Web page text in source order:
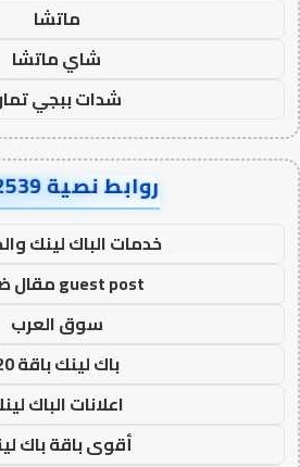
ماتشا
شاي ماتشا
شدات ببجي
روابط نصية AA32539
خدمات الباك لينك
guest post مقال ضيف
سوق العرب
باك لينك باقة 20
اعلانات الباك
أقوى باقة باك